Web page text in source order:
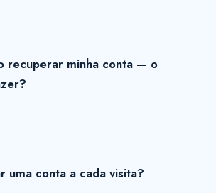
recuperar minha conta — o
uma conta a cada visita?